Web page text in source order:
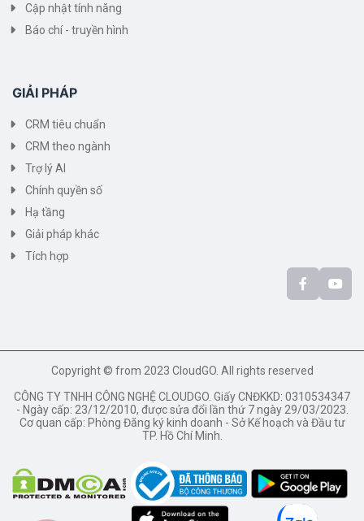
Cập nhật tính năng
Báo chí - truyền hình
GIẢI PHÁP
CRM tiêu chuẩn
CRM theo ngành
Trợ lý AI
Chính quyền số
Hạ tầng
Giải pháp khác
Tích hợp
Copyright © from 2023 CloudGO. All rights reserved
CÔNG TY TNHH CÔNG NGHỆ CLOUDGO. Giấy CNĐKKD: 0310534347
- Ngày cấp: 23/12/2010, được sửa đổi lần thứ 7 ngày 29/03/2023.
Cơ quan cấp: Phòng Đăng ký kinh doanh - Sở Kế hoạch và Đầu tư
TP. Hồ Chí Minh.